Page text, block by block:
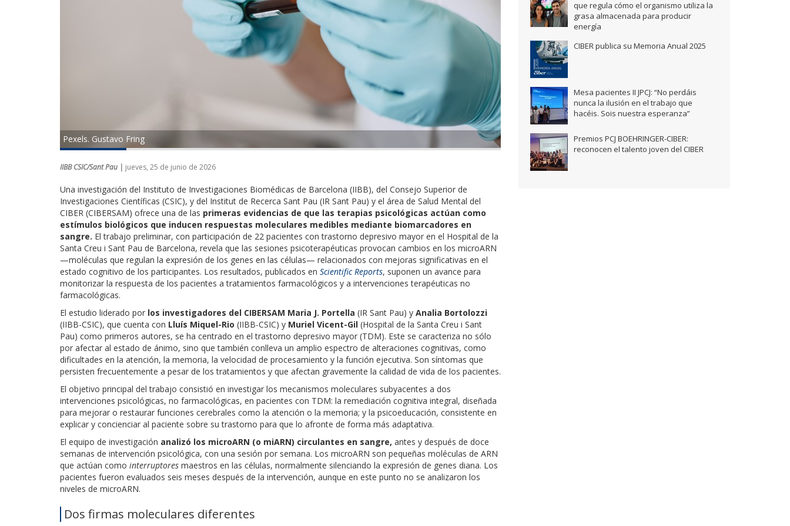
Pexels. Gustavo Fring
IIBB CSIC/Sant Pau | jueves, 25 de junio de 2026
Una investigación del Instituto de Investigaciones Biomédicas de Barcelona (IIBB), del Consejo Superior de
Investigaciones Científicas (CSIC), y del Institut de Recerca Sant Pau (IR Sant Pau) y el área de Salud Mental del
CIBER (CIBERSAM) ofrece una de las primeras evidencias de que las terapias psicológicas actúan como
estímulos biológicos que inducen respuestas moleculares medibles mediante biomarcadores en
sangre. El trabajo preliminar, con participación de 22 pacientes con trastorno depresivo mayor en el Hospital de la
Santa Creu i Sant Pau de Barcelona, revela que las sesiones psicoterapéuticas provocan cambios en los microARN
—moléculas que regulan la expresión de los genes en las células— relacionados con mejoras significativas en el
estado cognitivo de los participantes. Los resultados, publicados en Scientific Reports, suponen un avance para
monitorizar la respuesta de los pacientes a tratamientos farmacológicos y a intervenciones terapéuticas no
farmacológicas.
El estudio liderado por los investigadores del CIBERSAM Maria J. Portella (IR Sant Pau) y Analia Bortolozzi
(IIBB-CSIC), que cuenta con Lluís Miquel-Rio (IIBB-CSIC) y Muriel Vicent-Gil (Hospital de la Santa Creu i Sant
Pau) como primeros autores, se ha centrado en el trastorno depresivo mayor (TDM). Este se caracteriza no sólo
por afectar al estado de ánimo, sino que también conlleva un amplio espectro de alteraciones cognitivas, como
dificultades en la atención, la memoria, la velocidad de procesamiento y la función ejecutiva. Son síntomas que
persisten frecuentemente a pesar de los tratamientos y que afectan gravemente la calidad de vida de los pacientes.
El objetivo principal del trabajo consistió en investigar los mecanismos moleculares subyacentes a dos
intervenciones psicológicas, no farmacológicas, en pacientes con TDM: la remediación cognitiva integral, diseñada
para mejorar o restaurar funciones cerebrales como la atención o la memoria; y la psicoeducación, consistente en
explicar y concienciar al paciente sobre su trastorno para que lo afronte de forma más adaptativa.
El equipo de investigación analizó los microARN (o miARN) circulantes en sangre, antes y después de doce
semanas de intervención psicológica, con una sesión por semana. Los microARN son pequeñas moléculas de ARN
que actúan como interruptores maestros en las células, normalmente silenciando la expresión de genes diana. Los
pacientes fueron evaluados seis meses después de la intervención, aunque en este punto no se analizaron los
niveles de microARN.
Dos firmas moleculares diferentes
que regula cómo el organismo utiliza la
grasa almacenada para producir
energía
CIBER publica su Memoria Anual 2025
Mesa pacientes II JPCJ: “No perdáis
nunca la ilusión en el trabajo que
hacéis. Sois nuestra esperanza”
Premios PCJ BOEHRINGER-CIBER:
reconocen el talento joven del CIBER